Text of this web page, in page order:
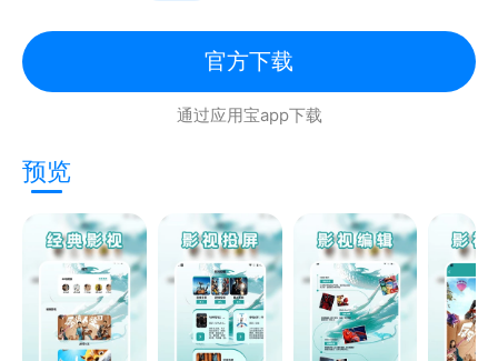
官方下载
通过应用宝app下载
预览